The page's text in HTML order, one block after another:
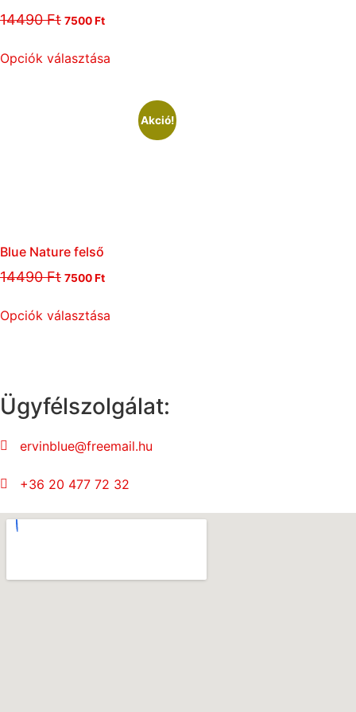
14490Ft 7500Ft
Opciók választása
Akció!
Blue Nature felső
14490Ft 7500Ft
Opciók választása
Ügyfélszolgálat:
ervinblue@freemail.hu
+36 20 477 72 32